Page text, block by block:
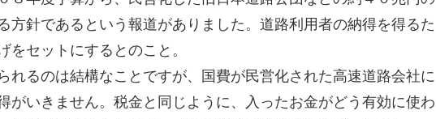
方針であるという報道がありました。道路利用者の納得を得るた
をセットにするとのこと。
るのは結構なことですが、国費が民営化された高速道路会社に
がいきません。税金と同じように、入ったお金がどう有効に使わ